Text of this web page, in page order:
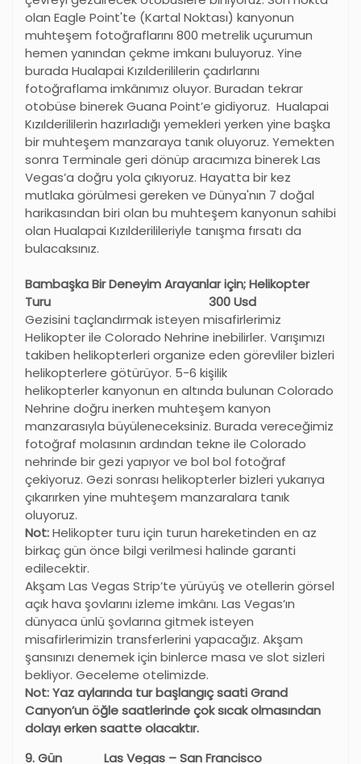
olan Eagle Point'te (Kartal Noktası) kanyonun
muhteşem fotoğraflarını 800 metrelik uçurumun
hemen yanından çekme imkanı buluyoruz. Yine
burada Hualapai Kızılderililerin çadırlarını
fotoğraflama imkânımız oluyor. Buradan tekrar
otobüse binerek Guana Point’e gidiyoruz. Hualapai
Kızılderililerin hazırladığı yemekleri yerken yine başka
bir muhteşem manzaraya tanık oluyoruz. Yemekten
sonra Terminale geri dönüp aracımıza binerek Las
Vegas’a doğru yola çıkıyoruz. Hayatta bir kez
mutlaka görülmesi gereken ve Dünya'nın 7 doğal
harikasından biri olan bu muhteşem kanyonun sahibi
olan Hualapai Kızılderilileriyle tanışma fırsatı da
bulacaksınız.
Bambaşka Bir Deneyim Arayanlar için; Helikopter
Turu 300 Usd
Gezisini taçlandırmak isteyen misafirlerimiz
Helikopter ile Colorado Nehrine inebilirler. Varışımızı
takiben helikopterleri organize eden görevliler bizleri
helikopterlere götürüyor. 5-6 kişilik
helikopterler kanyonun en altında bulunan Colorado
Nehrine doğru inerken muhteşem kanyon
manzarasıyla büyüleneceksiniz. Burada vereceğimiz
fotoğraf molasının ardından tekne ile Colorado
nehrinde bir gezi yapıyor ve bol bol fotoğraf
çekiyoruz. Gezi sonrası helikopterler bizleri yukarıya
çıkarırken yine muhteşem manzaralara tanık
oluyoruz.
Not:Helikopter turu için turun hareketinden en az
birkaç gün önce bilgi verilmesi halinde garanti
edilecektir.
Akşam Las Vegas Strip’te yürüyüş ve otellerin görsel
açık hava şovlarını izleme imkânı. Las Vegas’ın
dünyaca ünlü şovlarına gitmek isteyen
misafirlerimizin transferlerini yapacağız. Akşam
şansınızı denemek için binlerce masa ve slot sizleri
bekliyor. Geceleme otelimizde.
Not: Yaz aylarında tur başlangıç saati Grand
Canyon’un öğle saatlerinde çok sıcak olmasından
dolayı erken saatte olacaktır.
9.Gün Las Vegas – San Francisco